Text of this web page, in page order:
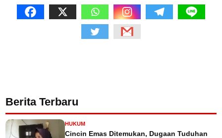
Berita Terbaru
HUKUM
Cincin Emas Ditemukan, Dugaan Tuduhan